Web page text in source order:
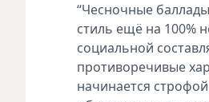
“Чесночные
стиль ещё на 100%
социальной
противоречивые
начинается